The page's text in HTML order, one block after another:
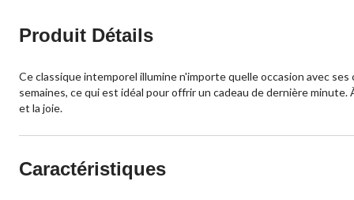
Produit Détails
Ce classique intemporel illumine n'importe quelle occasion avec
semaines, ce qui est idéal pour offrir un cadeau de dernière
et la joie.
Caractéristiques